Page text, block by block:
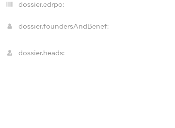
dossier.edrpo:
dossier.foundersAndBenef:
dossier.heads: